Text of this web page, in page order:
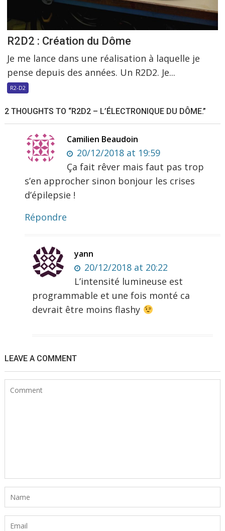
R2D2 : Création du Dôme
Je me lance dans une réalisation à laquelle je
pense depuis des années. Un R2D2. Je...
R2-D2
2 THOUGHTS TO “R2D2 – L’ÉLECTRONIQUE DU DÔME.”
Camilien Beaudoin
20/12/2018 at 19:59
Ça fait rêver mais faut pas trop
s’en approcher sinon bonjour les crises
d’épilepsie !
Répondre
yann
20/12/2018 at 20:22
L’intensité lumineuse est
programmable et une fois monté ca
devrait être moins flashy
LEAVE A COMMENT